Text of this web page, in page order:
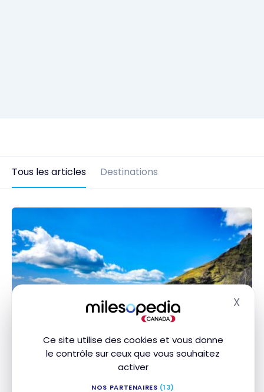
Ce site utilise des cookies et vous donne
le contrôle sur ceux que vous souhaitez
activer
NOS PARTENAIRES (13)
X
Tous les articles Destinations
DESTINATIONS
Islande : guide de voyage |
Itinéraires et Incontournables